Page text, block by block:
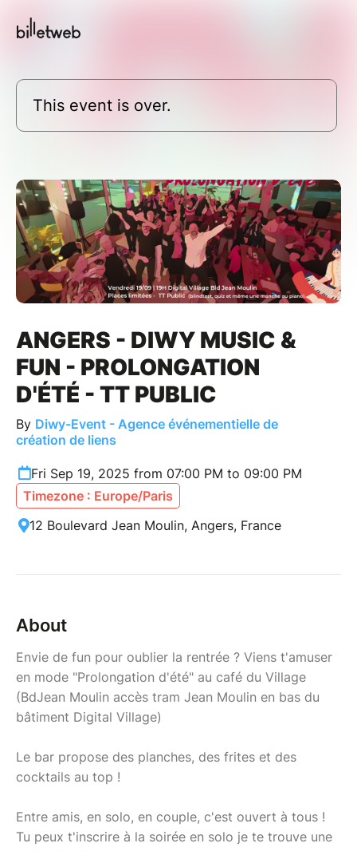
This event is over.
ANGERS - DIWY MUSIC &
FUN - PROLONGATION
D'ÉTÉ - TT PUBLIC
By Diwy-Event - Agence événementielle de
création de liens
Fri Sep 19, 2025 from 07:00 PM to 09:00 PM
Timezone : Europe/Paris
12 Boulevard Jean Moulin, Angers, France
About
Envie de fun pour oublier la rentrée ? Viens t'amuser
en mode "Prolongation d'été" au café du Village
(BdJean Moulin accès tram Jean Moulin en bas du
bâtiment Digital Village)
Le bar propose des planches, des frites et des
cocktails au top !
Entre amis, en solo, en couple, c'est ouvert à tous !
Tu peux t'inscrire à la soirée en solo je te trouve une